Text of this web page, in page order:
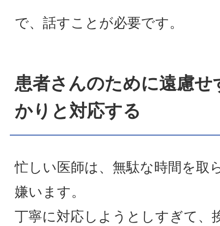
で、話すことが必要です。
患者さんのために遠慮せ
かりと対応する
忙しい医師は、無駄な時間を取
嫌います。
丁寧に対応しようとしすぎて、